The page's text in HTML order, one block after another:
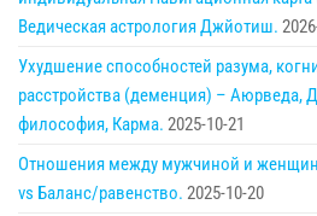
Ведическая астрология Джйотиш.
Ухудшение способностей разума,
расстройства (деменция) – Аюрведа,
философия, Карма. 2025-10-21
Отношения между мужчиной и
vs Баланс/равенство. 2025-10-20